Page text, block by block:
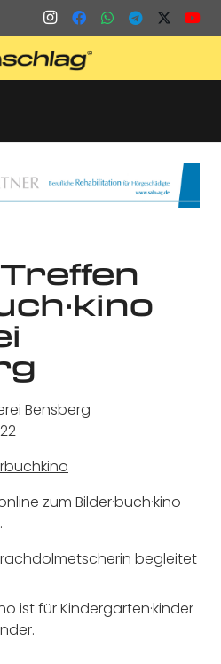
Bensberg
zum Bilder·buch·kino
begleitet
ist für Kindergarten·kinder